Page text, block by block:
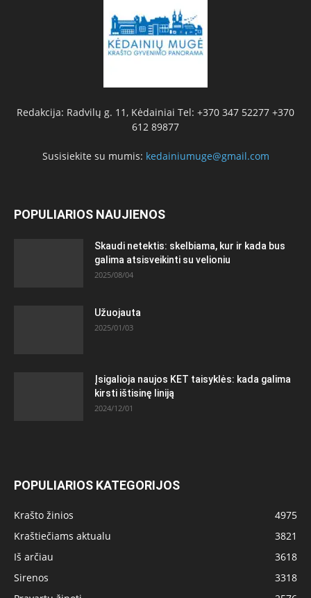
Redakcija: Radvilų g. 11, Kėdainiai Tel: +370 347 52277 +370
612 89877
Susisiekite su mumis: kedainiumuge@gmail.com
POPULIARIOS NAUJIENOS
Skaudi netektis: skelbiama, kur ir kada bus
galima atsisveikinti su velioniu
2025/08/04
Užuojauta
2025/01/03
Įsigalioja naujos KET taisyklės: kada galima
kirsti ištisinę liniją
2024/12/01
POPULIARIOS KATEGORIJOS
Krašto žinios
4975
Kraštiečiams aktualu
3821
Iš arčiau
3618
Sirenos
3318